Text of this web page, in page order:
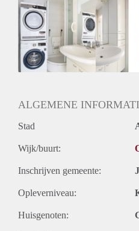
Kaal
ALGEMENE
Stad
Wijk/buurt:
Inschrijven gemeente:
Opleverniveau:
Huisgenoten: